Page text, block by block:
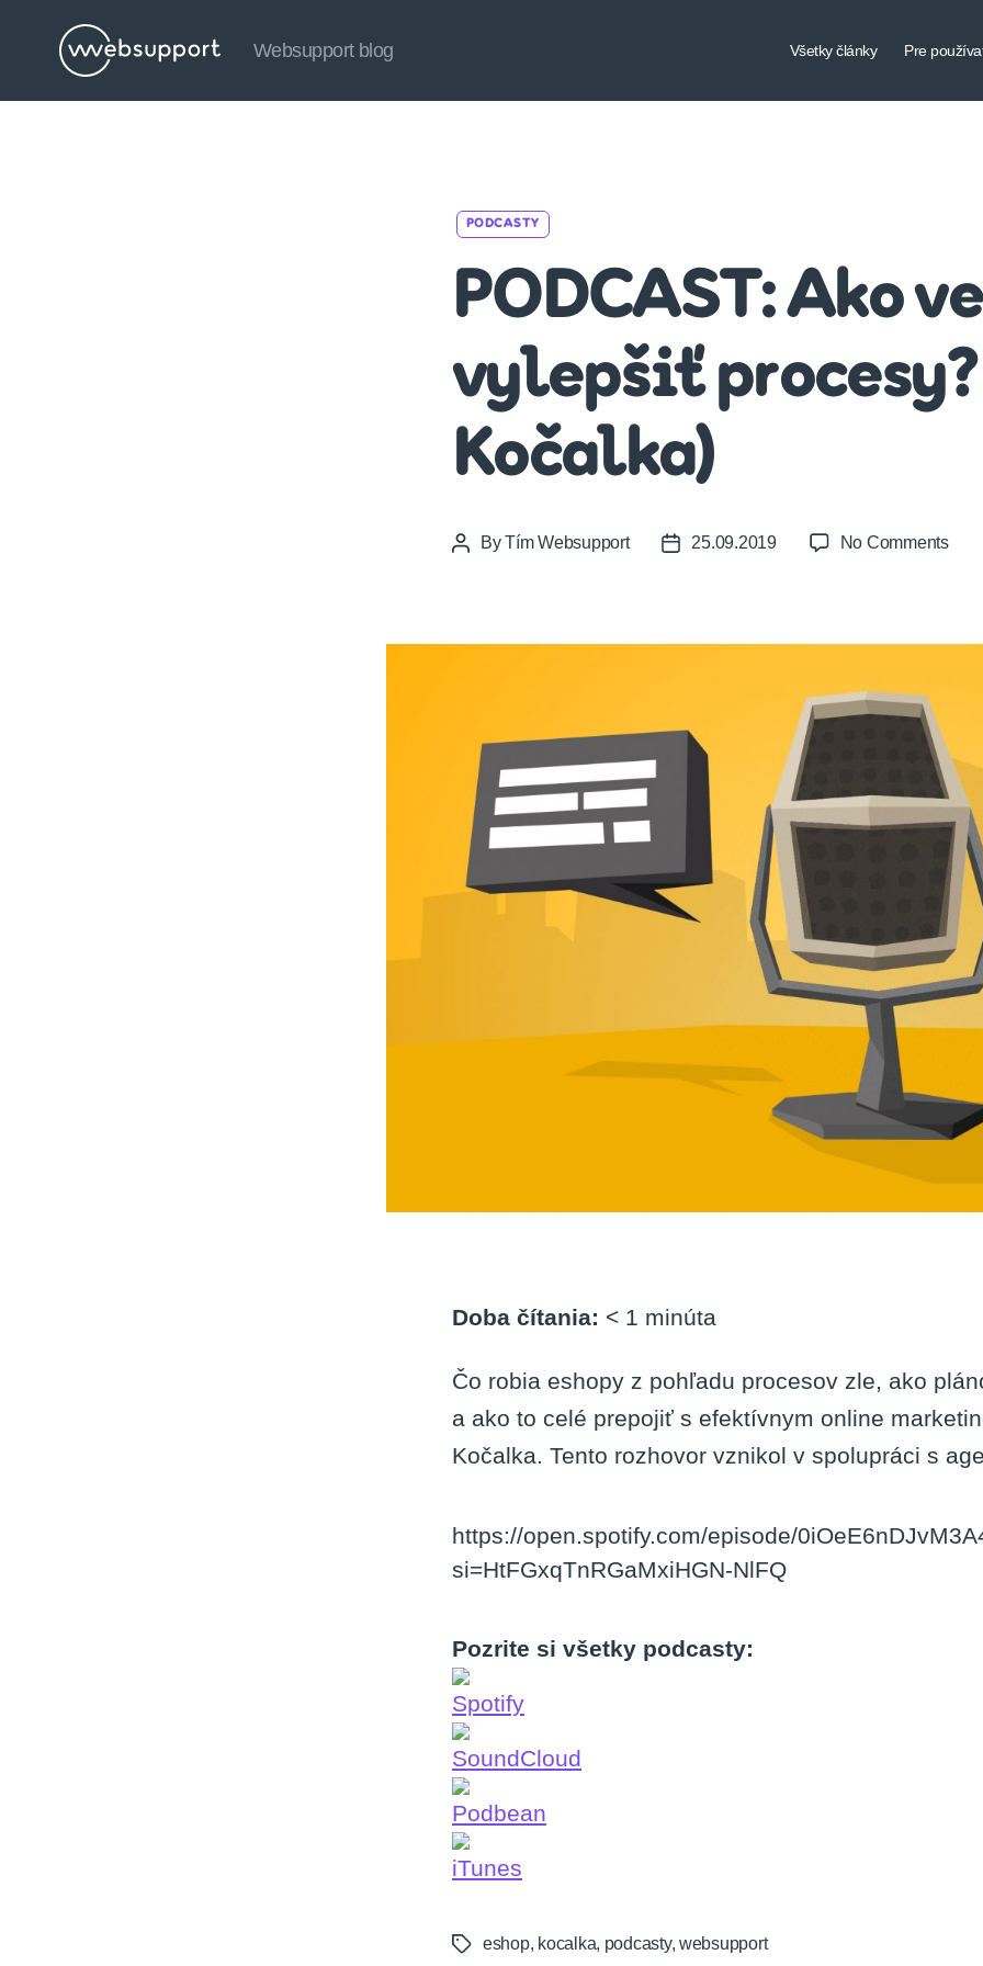
Websupport
Websupport blog Všetky články Pre
PODCASTY
PODCAST: Ako
vylepšiť
Kočalka)
PostByTím Websupport
Post25.09.2019 No Commentson
Doba čítania: < 1 minúta
Čo robia eshopy z pohľadu procesov zle, ako
a ako to celé prepojiť s efektívnym online
Kočalka. Tento rozhovor vznikol v spolupráci s
https://open.spotify.com/episode/
si=HtFGxqTnRGaMxiHGN-NlFQ
Pozrite si všetky podcasty:
Spotify
SoundCloud
Podbean
iTunes
Tagseshop, kocalka, podcasty,websupport